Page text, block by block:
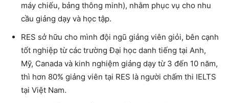
máy chiếu, bảng thông minh), nhằm phục vụ cho nhu
cầu giảng dạy và học tập.
RES sở hữu cho mình đội ngũ giảng viên giỏi, bên cạnh
tốt nghiệp từ các trường Đại học danh tiếng tại Anh,
Mỹ, Canada và kinh nghiệm giảng dạy từ 3 đến 10 năm,
thì hơn 80% giảng viên tại RES là người chấm thi IELTS
tại Việt Nam.